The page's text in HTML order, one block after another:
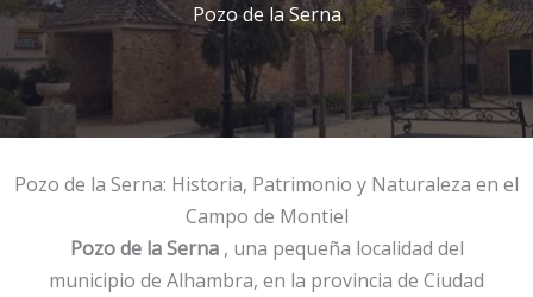
Pozo de la Serna
Pozo de la Serna: Historia, Patrimonio y Naturaleza en el
Campo de Montiel
Pozo de la Serna, una pequeña localidad del
municipio de Alhambra, en la provincia de Ciudad